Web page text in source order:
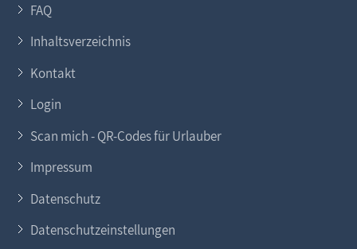
FAQ
Inhaltsverzeichnis
Kontakt
Login
Scan mich - QR-Codes für Urlauber
Impressum
Datenschutz
Datenschutzeinstellungen